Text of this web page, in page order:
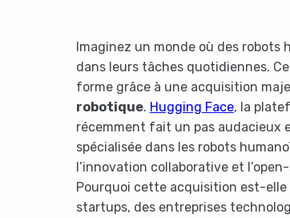
Imaginez un monde où des robots
dans leurs tâches quotidiennes.
forme grâce à une acquisition
robotique. Hugging Face, la
récemment fait un pas audacieux
spécialisée dans les robots
l’innovation collaborative et
Pourquoi cette acquisition est-
startups, des entreprises